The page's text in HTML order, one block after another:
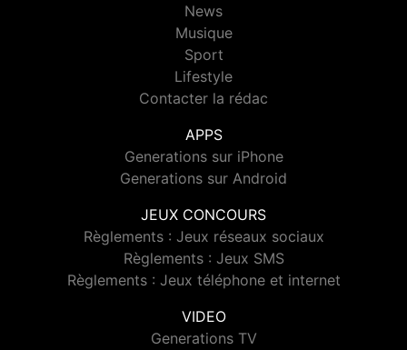
News
Musique
Sport
Lifestyle
Contacter la rédac
APPS
Generations sur iPhone
Generations sur Android
JEUX CONCOURS
Règlements : Jeux réseaux sociaux
Règlements : Jeux SMS
Règlements : Jeux téléphone et internet
VIDEO
Generations TV